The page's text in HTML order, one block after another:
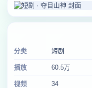
分类 短剧
播放 60.5万
视频 34